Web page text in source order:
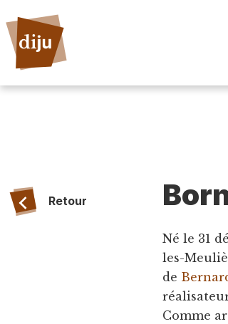
Retour
Né le 31
les-
de
Comme